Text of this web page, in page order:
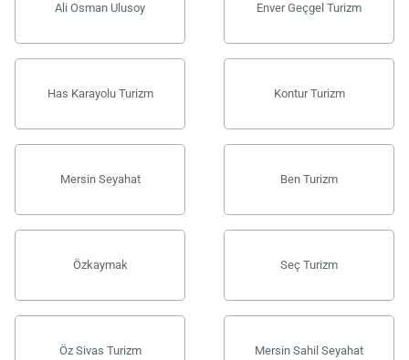
Ali Osman Ulusoy Enver Geçgel Turizm
Has Karayolu Turizm Kontur Turizm
Mersin Seyahat Ben Turizm
Özkaymak Seç Turizm
Öz Sivas Turizm Mersin Sahil Seyahat